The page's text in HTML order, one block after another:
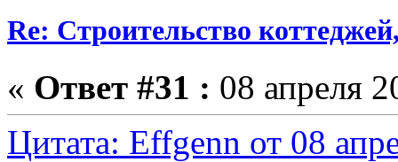
Re: Строительство
« Ответ #31 : 08 апреля
Цитата: Effgenn от 08